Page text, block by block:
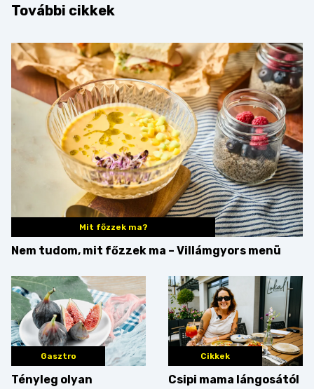
További cikkek
Mit főzzek ma?
Nem tudom, mit főzzek ma – Villámgyors menü
Gasztro
Tényleg olyan
Cikkek
Csipi mama lángosától